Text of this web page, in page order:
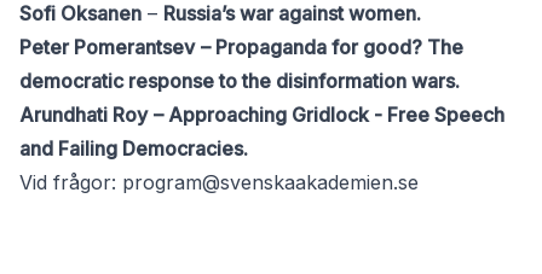
Sofi Oksanen – Russia’s war against women.
Peter Pomerantsev – Propaganda for good? The
democratic response to the disinformation wars.
Arundhati Roy – Approaching Gridlock - Free Speech
and Failing Democracies.
Vid frågor: program@svenskaakademien.se